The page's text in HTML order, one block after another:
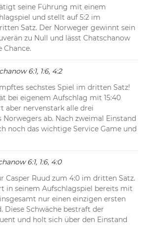
seine Führung mit einem
und stellt auf 5:2 im
Satz. Der Norweger gewinnt sein
zu Null und lässt Chatschanow
Chance.
6:1, 1:6, 4:2
sechstes Spiel im dritten Satz!
bei eigenem Aufschlag mit 15:40
aber nervenstark alle drei
Norwegers ab. Nach zweimal Einstand
noch das wichtige Service Game und
6:1, 1:6, 4:0
Casper Ruud zum 4:0 im dritten Satz.
in seinem Aufschlagspiel bereits mit
nur einen einzigen ersten
Diese Schwäche bestraft der
und holt sich über den Einstand